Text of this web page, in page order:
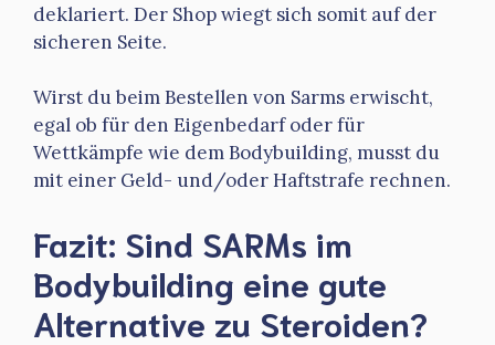
deklariert. Der Shop wiegt sich somit auf der
sicheren Seite.
Wirst du beim Bestellen von Sarms erwischt,
egal ob für den Eigenbedarf oder für
Wettkämpfe wie dem Bodybuilding, musst du
mit einer Geld- und/oder Haftstrafe rechnen.
Fazit: Sind SARMs im
Bodybuilding eine gute
Alternative zu Steroiden?